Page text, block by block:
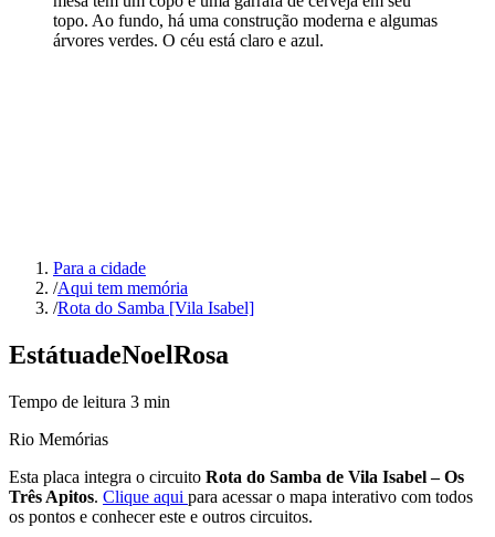
topo. Ao fundo, há uma construção moderna e algumas
árvores verdes. O céu está claro e azul.
Para a cidade
/Aqui tem memória
/Rota do Samba [Vila Isabel]
EstátuadeNoelRosa
Tempo de leitura 3 min
Rio Memórias
Esta placa integra o circuito Rota do Samba de Vila Isabel – Os
Três Apitos. Clique aqui para acessar o mapa interativo com todos
os pontos e conhecer este e outros circuitos.